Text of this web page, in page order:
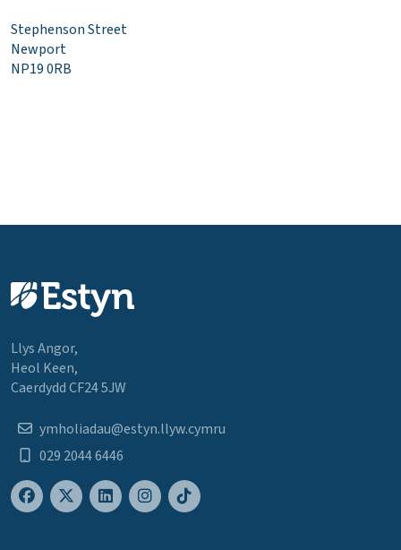
Stephenson Street
Newport
NP19 0RB
Llys Angor,
Heol Keen,
Caerdydd CF24 5JW
ymholiadau@estyn.llyw.cymru
029 2044 6446